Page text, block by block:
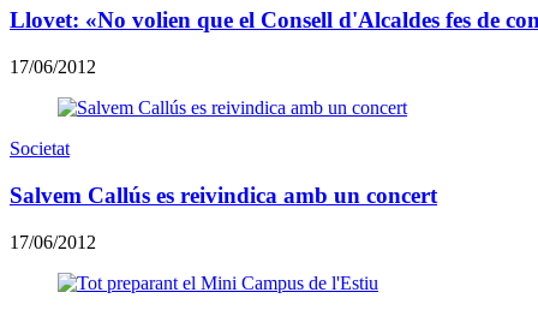
Llovet: «No volien que el Consell d'Alcaldes fes de
17/06/2012
Societat
Salvem Callús es reivindica amb un concert
17/06/2012